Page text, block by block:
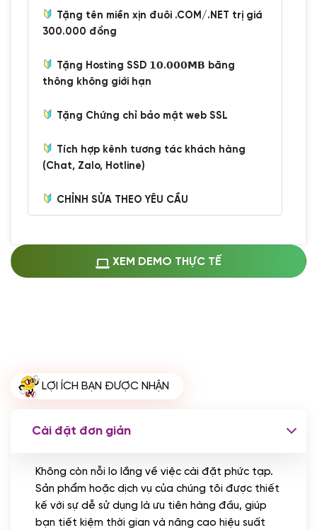
Tặng tên miền xịn đuôi .COM/.NET trị giá
300.000 đồng
Tặng Hosting SSD 𝟭𝟬.𝟬𝟬𝟬𝗠𝗕 băng
thông không giới hạn
Tặng Chứng chỉ bảo mật web SSL
Tích hợp kênh tương tác khách hàng
(Chat, Zalo, Hotline)
CHỈNH SỬA THEO YÊU CẦU
Thay logo + thông tin doanh nghiệp
(+100.000 VND)
(+200.000 VND)
CÀI ĐẶT PLUGINS
Cài đặt plugin theo yêu cầu
(+100.000 VND)
XEM DEMO THỰC TẾ
LỢI ÍCH BẠN ĐƯỢC NHẬN
Cài đặt đơn giản
Không còn nỗi lo lắng về việc cài đặt phức tạp.
Sản phẩm hoặc dịch vụ của chúng tôi được thiết
kế với sự dễ sử dụng là ưu tiên hàng đầu, giúp
bạn tiết kiệm thời gian và nâng cao hiệu suất